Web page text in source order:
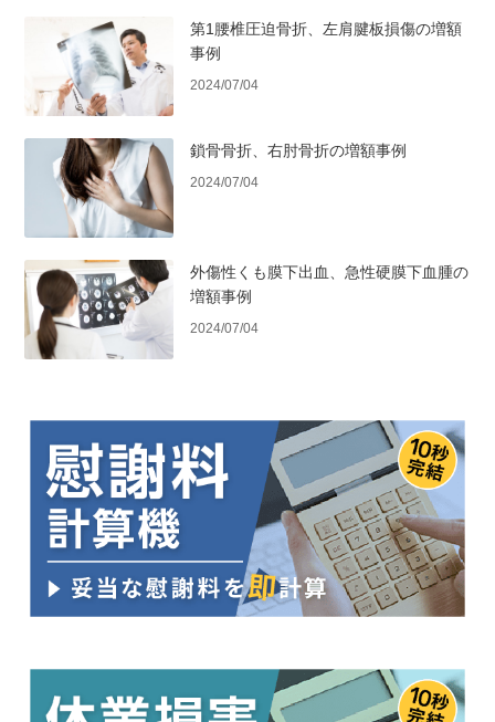
第1腰椎圧迫骨折、左肩腱板損傷の増額
事例
2024/07/04
鎖骨骨折、右肘骨折の増額事例
2024/07/04
外傷性くも膜下出血、急性硬膜下血腫の
増額事例
2024/07/04